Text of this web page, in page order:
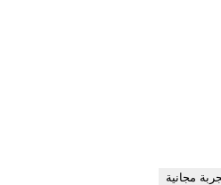
مجانية